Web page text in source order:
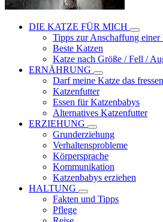
DIE KATZE FÜR MICH
Tipps zur Anschaffung einer
Beste Katzen
Katze nach Größe / Fell /
ERNÄHRUNG
Darf meine Katze das
Katzenfutter
Essen für Katzenbabys
Alternatives Katzenfutter
ERZIEHUNG
Grunderziehung
Verhaltensprobleme
Körpersprache
Kommunikation
Katzenbabys erziehen
HALTUNG
Fakten und Tipps
Pflege